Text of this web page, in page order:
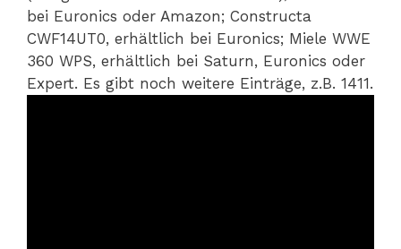
bei Euronics oder Amazon; Constructa
CWF14UT0, erhältlich bei Euronics; Miele WWE
360 WPS, erhältlich bei Saturn, Euronics oder
Expert. Es gibt noch weitere Einträge, z.B. 1411.